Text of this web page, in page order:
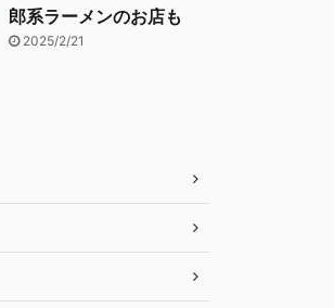
郎系ラーメンのお店も
2025/2/21